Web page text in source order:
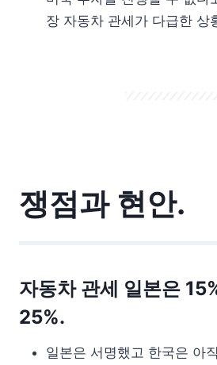
장 자동차 관세가 다급한 상
쟁점과 현안.
자동차 관세 일본은
25%.
일본은 서명했고 한국은 아